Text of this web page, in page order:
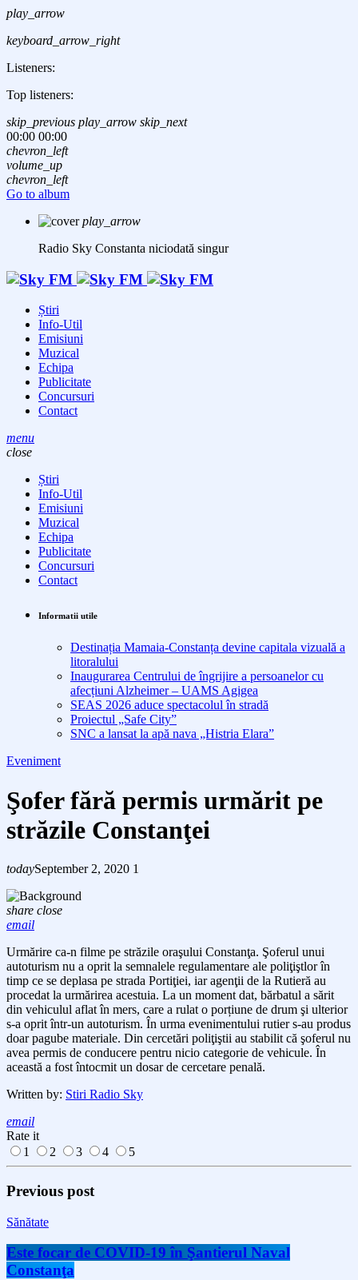
play_arrow
keyboard_arrow_right
Listeners:
Top listeners:
skip_previous play_arrow skip_next
00:00 00:00
chevron_left
volume_up
chevron_left
Go to album
play_arrow
Radio Sky Constanta niciodată singur
Știri
Info-Util
Emisiuni
Muzical
Echipa
Publicitate
Concursuri
Contact
menu
close
Știri
Info-Util
Emisiuni
Muzical
Echipa
Publicitate
Concursuri
Contact
Informatii utile
Destinația Mamaia-Constanța devine capitala vizuală a
litoralului
Inaugurarea Centrului de îngrijire a persoanelor cu
afecțiuni Alzheimer – UAMS Agigea
SEAS 2026 aduce spectacolul în stradă
Proiectul „Safe City”
SNC a lansat la apă nava „Histria Elara”
Eveniment
Şofer fără permis urmărit pe
străzile Constanţei
todaySeptember 2, 2020 1
share close
email
Urmărire ca-n filme pe străzile oraşului Constanţa. Şoferul unui
autoturism nu a oprit la semnalele regulamentare ale poliţiştlor în
timp ce se deplasa pe strada Portiţiei, iar agenţii de la Rutieră au
procedat la urmărirea acestuia. La un moment dat, bărbatul a sărit
din vehiculul aflat în mers, care a rulat o porțiune de drum şi ulterior
s-a opritîntr-un autoturism. În urma evenimentului rutier s-au produs
doar pagube materiale. Din cercetări poliţiştii au stabilit că şoferul nu
avea permis de conducere pentru nicio categorie de vehicule. În
această a fostîntocmit un dosar de cercetare penală.
Written by: Stiri Radio Sky
email
Rate it
1
2 3 4 5
Previous post
Sănătate
Este focar de COVID-19 în Şantierul Naval
Constanţa